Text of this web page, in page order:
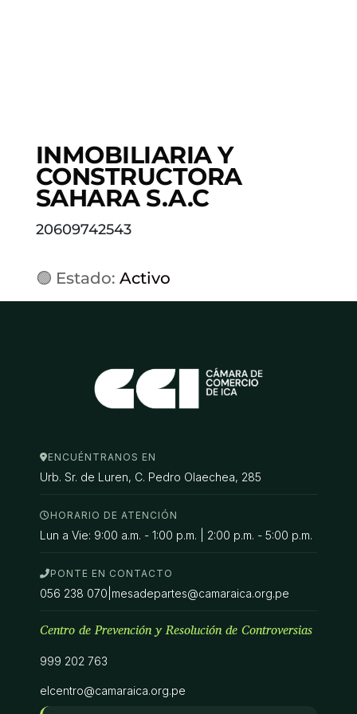
INMOBILIARIA Y
CONSTRUCTORA
SAHARA S.A.C
20609742543
🟢 Estado: Activo
ENCUÉNTRANOS EN
Urb. Sr. de Luren, C. Pedro Olaechea, 285
HORARIO DE ATENCIÓN
Lun a Vie: 9:00 a.m. - 1:00 p.m. | 2:00 p.m. - 5:00 p.m.
PONTE EN CONTACTO
056 238 070 mesadepartes@camaraica.org.pe
Centro de Prevención y Resolución de Controversias
999 202 763
elcentro@camaraica.org.pe